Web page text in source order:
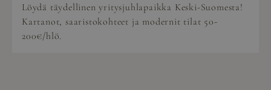
Löydä täydellinen yritysjuhlapaikka Keski-Suomesta!
Kartanot, saaristokohteet ja modernit tilat 50-
200€/hlö.